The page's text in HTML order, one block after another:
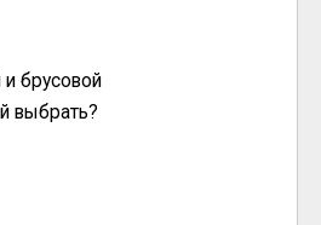
брусовой
выбрать?